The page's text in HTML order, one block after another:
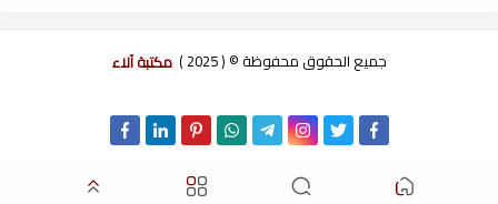
جميع الحقوق محفوظة © ( 2025 ) مكتبة آلاء